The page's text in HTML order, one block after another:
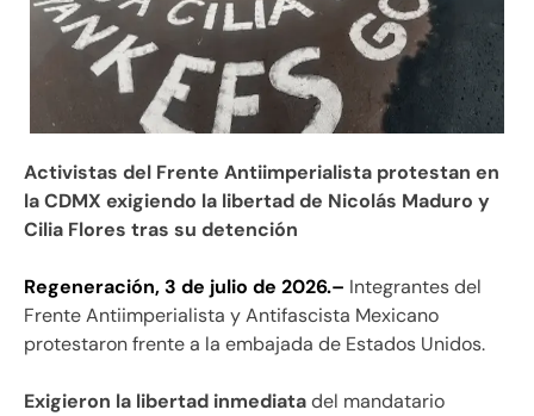
Activistas del Frente Antiimperialista protestan en
la CDMX exigiendo la libertad de Nicolás Maduro y
Cilia Flores tras su detención
Regeneración, 3 de julio de 2026.– Integrantes del
Frente Antiimperialista y Antifascista Mexicano
protestaron frente a la embajada de Estados Unidos.
Exigieron la libertad inmediatadel mandatario